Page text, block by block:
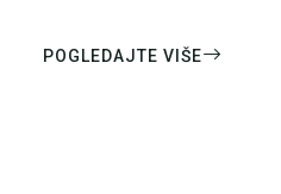
POGLEDAJTE VIŠE